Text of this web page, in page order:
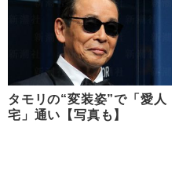
タモリの“変装姿”で「愛人
宅」通い【写真も】